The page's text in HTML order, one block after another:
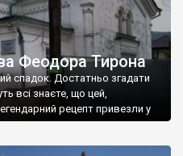
Феодора Тирона
спадок. Достатньо згадати
всі знаєте, що цей,
рецепт привезли у